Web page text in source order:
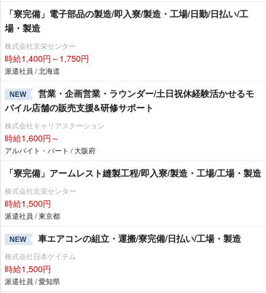
「寮完備」電子部品の製造/即入寮/製造・工場/日勤/日払い/工
場・製造
株式会社京栄センター
時給1,400円～1,750円
派遣社員 / 北海道
NEW
営業・企画営業・ラウンダー/土日祝休経験活かせるモ
バイル店舗の販売支援&研修サポート
株式会社キャリアステーション
時給1,600円～
アルバイト・パート / 大阪府
「寮完備」アームレスト縫製工程/即入寮/製造・工場/工場・製造
株式会社京栄センター
時給1,500円
派遣社員 / 東京都
NEW 車エアコンの組立・運搬/寮完備/日払い/工場・製造
株式会社日本ケイテム
時給1,500円
派遣社員 / 愛知県